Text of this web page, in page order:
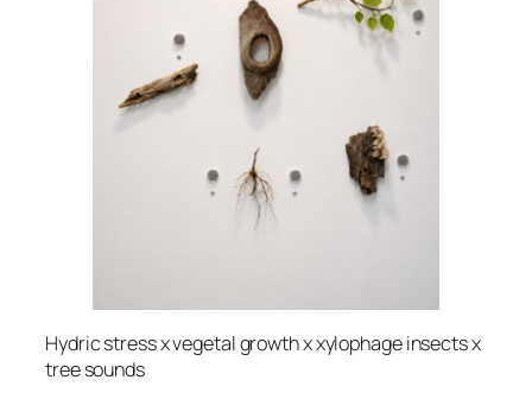
Hydric stress x vegetal growth x xylophage insects x
tree sounds